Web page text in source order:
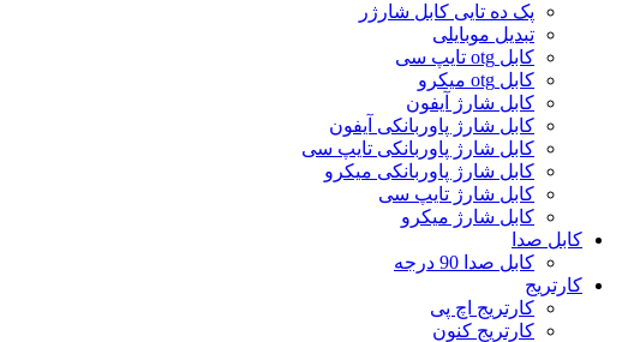
پک ده تایی کابل شارژر
تبدیل موبایلی
کابل otg تایپ سی
کابل otg میکرو
کابل شارژ آیفون
کابل شارژ پاوربانکی آیفون
کابل شارژ پاوربانکی تایپ سی
کابل شارژ پاوربانکی میکرو
کابل شارژ تایپ سی
کابل شارژ میکرو
کابل صدا
کابل صدا 90 درجه
کارتریج
کارتریج اچ پی
کارتریج کنون